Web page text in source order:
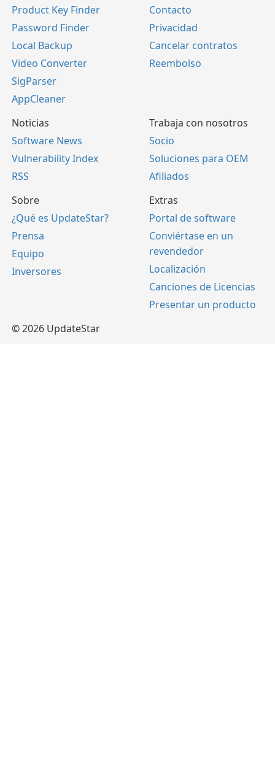
Product Key Finder
Password Finder
Local Backup
Video Converter
SigParser
AppCleaner
Contacto
Privacidad
Cancelar contratos
Reembolso
Noticias
Software News
Vulnerability Index
RSS
Trabaja con nosotros
Socio
Soluciones para OEM
Afiliados
Sobre
¿Qué es UpdateStar?
Prensa
Equipo
Inversores
Extras
Portal de software
Conviértase en un
revendedor
Localización
Canciones de Licencias
Presentar un producto
© 2026 UpdateStar